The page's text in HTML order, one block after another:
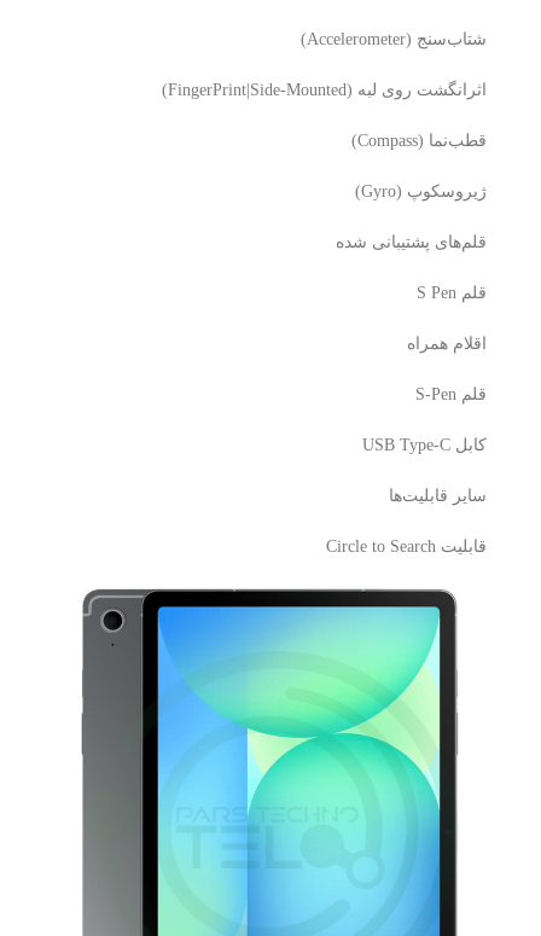
شتاب‌سنج (Accelerometer)
اثرانگشت روی لبه (FingerPrint|Side-Mounted)
قطب‌نما (Compass)
ژیروسکوپ (Gyro)
قلم‌های پشتیبانی شده
قلم S Pen
اقلام همراه
قلم S-Pen
کابل USB Type-C
سایر قابلیت‌ها
قابلیت Circle to Search